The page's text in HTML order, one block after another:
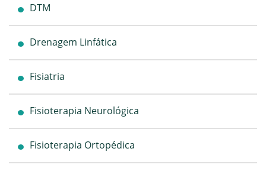
DTM
Drenagem Linfática
Fisiatria
Fisioterapia Neurológica
Fisioterapia Ortopédica